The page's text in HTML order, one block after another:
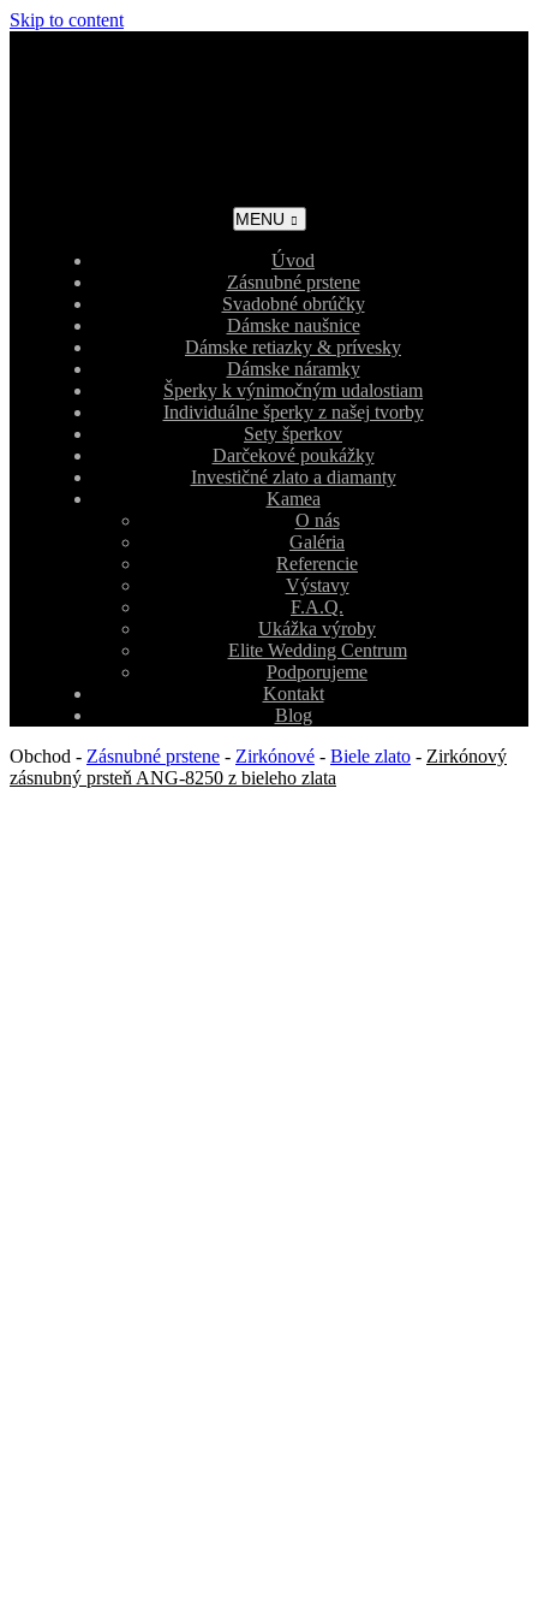
Skip to content
MENU
Úvod
Zásnubné prstene
Svadobné obrúčky
Dámske naušnice
Dámske retiazky & prívesky
Dámske náramky
Šperky k výnimočným udalostiam
Individuálne šperky z našej tvorby
Sety šperkov
Darčekové poukážky
Investičné zlato a diamanty
Kamea
O nás
Galéria
Referencie
Výstavy
F.A.Q.
Ukážka výroby
Elite Wedding Centrum
Podporujeme
Kontakt
Blog
Obchod - Zásnubné prstene - Zirkónové - Biele zlato - Zirkónový
zásnubný prsteň ANG-8250 z bieleho zlata